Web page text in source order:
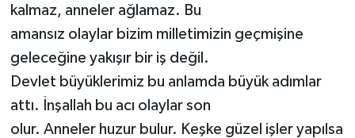
kalmaz, anneler ağlamaz. Bu
amansız olaylar bizim milletimizin geçmişine
geleceğine yakışır bir iş değil.
Devlet büyüklerimiz bu anlamda büyük adımlar
attı. İnşallah bu acı olaylar son
olur. Anneler huzur bulur. Keşke güzel işler yapılsa